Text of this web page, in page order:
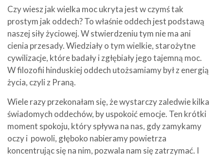
Czy wiesz jak wielka moc ukryta jest w czymś tak
prostym jak oddech? To właśnie oddech jest podstawą
naszej siły życiowej. W stwierdzeniu tym nie ma ani
cienia przesady. Wiedziały o tym wielkie, starożytne
cywilizacje, które badały i zgłębiały jego tajemną moc.
W filozofii hinduskiej oddech utożsamiamy był z energią
życia, czyli z Praną.
Wiele razy przekonałam się, że wystarczy zaledwie kilka
świadomych oddechów, by uspokoić emocje. Ten krótki
moment spokoju, który spływa na nas, gdy zamykamy
oczy i powoli, głęboko nabieramy powietrza
koncentrując się na nim, pozwala nam się zatrzymać. I